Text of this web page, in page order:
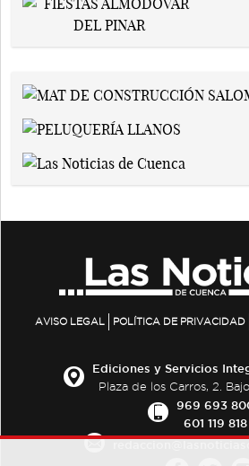
AVISO LEGAL POLÍTICA DE PRIVACIDAD
Ediciones y Servicios
Plaza de los Carros, 2.
969 693
601 119 818